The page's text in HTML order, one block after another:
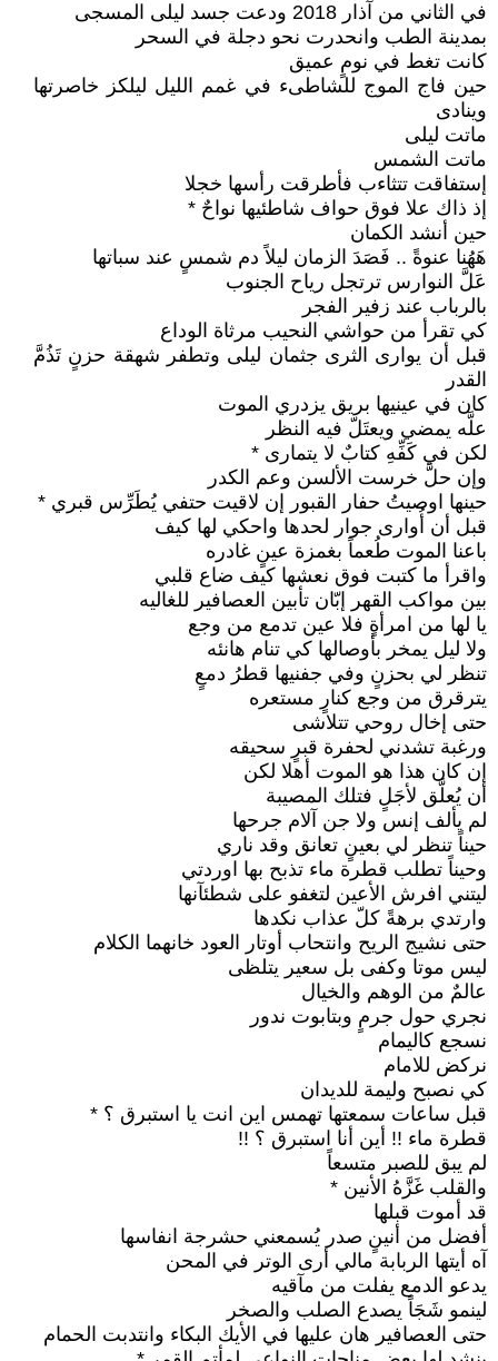
في الثاني من آذار 2018 ودعت جسد ليلى المسجى
بمدينة الطب وانحدرت نحو دجلة في السحر
كانت تغط في نومٍ عميق
حين فاج الموج للشاطىء في غمم الليل ليلكز خاصرتها
وينادى
ماتت ليلى
ماتت الشمس
إستفاقت تتثاءب فأطرقت رأسها خجلا
إذ ذاك علا فوق حواف شاطئيها نواحٌ *
حين أنشد الكمان
هَهُنا عنوةً .. فَصَدَ الزمان ليلاً دم شمسٍ عند سباتها
عَلَّ النوارس ترتجل رياح الجنوب
بالرباب عند زفير الفجر
كي تقرأ من حواشي النحيب مرثاة الوداع
قبل أن يوارى الثرى جثمان ليلى وتطفر شهقة حزنٍ تَذُمَّ
القدر
كان في عينيها بريق يزدري الموت
علَّه يمضي ويعتَلّ فيه النظر
لكن في كَفِّهِ كتابٌ لا يتمارى *
وإن حلَّ خرست الألسن وعم الكدر
حينها اوصيتُ حفار القبور إن لاقيت حتفي يُطَرِّس قبري *
قبل أن أُوارى جوار لحدها واحكي لها كيف
باعنا الموت طُعماً بغمزة عينٍ غادره
واقرأ ما كتبت فوق نعشها كيف ضاع قلبي
بين مواكب القهر إبّان تأبين العصافير للغاليه
يا لها من امرأةٍ فلا عين تدمع من وجع
ولا ليل يمخر بأوصالها كي تنام هانئه
تنظر لي بحزنٍ وفي جفنيها قطرُ دمعٍ
يترقرق من وجع كنارٍ مستعره
حتى إخال روحي تتلاشى
ورغبة تشدني لحفرة قبرٍ سحيقه
إن كان هذا هو الموت أهلا لكن
أن يُعلَّق لأجَلٍ فتلك المصيبة
لم يألف إنس ولا جن آلام جرحها
حيناً تنظر لي بعينٍ تعانق وقد ناري
وحيناً تطلب قطرة ماء تذبح بها اوردتي
ليتني افرش الأعين لتغفو على شطئآنها
وارتدي برهةً كلّ عذاب نكدها
حتى نشيج الريح وانتحاب أوتار العود خانهما الكلام
ليس موتا وكفى بل سعير يتلظى
عالمٌ من الوهم والخيال
نجري حول جرمٍ وبتابوت ندور
نسجع كاليمام
نركض للامام
كي نصبح وليمة للديدان
قبل ساعات سمعتها تهمس اين انت يا استبرق ؟ *
قطرة ماء !! أين أنا استبرق ؟ !!
لم يبق للصبر متسعاً
والقلب غَزَّهُ الأنين *
قد أموت قبلها
أفضل من أنينٍ صدر يُسمعني حشرجة انفاسها
آه أيتها الربابة مالي أرى الوتر في المحن
يدعو الدمع يفلت من مآقيه
لينمو شَجَاً يصدع الصلب والصخر
حتى العصافير هان عليها في الأيك البكاء وانتدبت الحمام